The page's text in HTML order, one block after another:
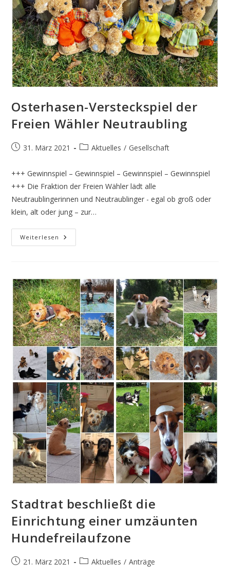
Osterhasen-Versteckspiel der
Freien Wähler Neutraubling
Beitrag31. März 2021
Beitrags-
Aktuelles / Gesellschaft
+++ Gewinnspiel – Gewinnspiel – Gewinnspiel – Gewinnspiel
+++ Die Fraktion der Freien Wähler lädt alle
Neutraublingerinnen und Neutraublinger - egal ob groß oder
klein, alt oder jung – zur…
Weiterlesen Osterhasen-
Versteckspiel
Stadtrat beschließt die
Einrichtung einer umzäunten
Hundefreilaufzone
Beitrag21. März 2021
Beitrags-
Aktuelles / Anträge